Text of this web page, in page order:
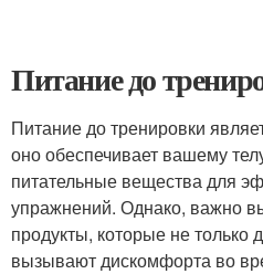
Питание до
Питание до тренировки
оно обеспечивает вашему
питательные вещества для
упражнений. Однако, важно
продукты, которые не только
вызывают дискомфорта во